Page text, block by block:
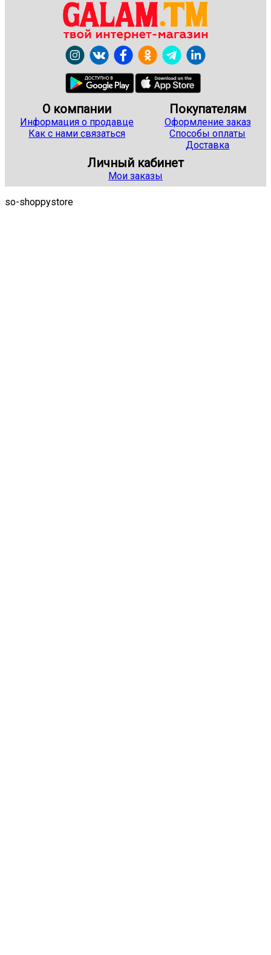
О компании
Информация о продавце
Как с нами связаться
Покупателям
Оформление заказ
Способы оплаты
Доставка
Личный кабинет
Мои заказы
so-shoppystore